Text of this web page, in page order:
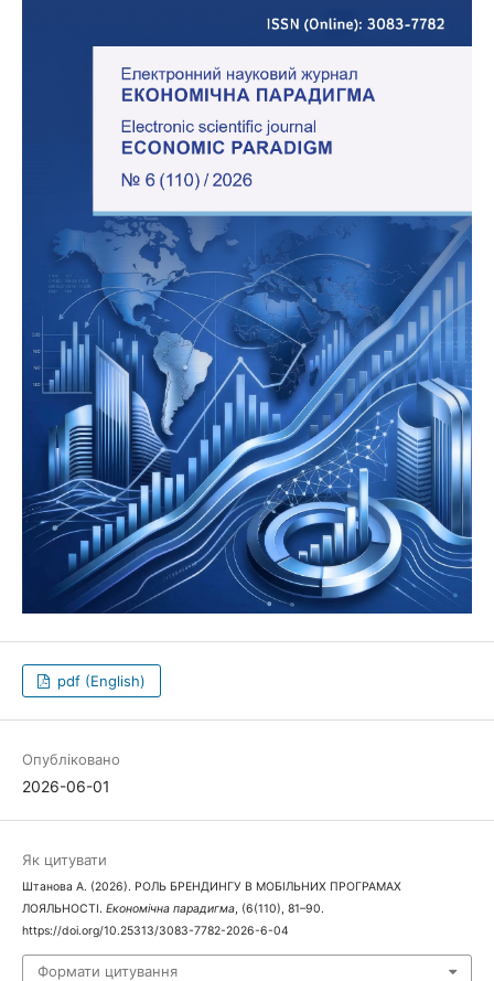
pdf (English)
Опубліковано
2026-06-01
Як цитувати
Штанова A. (2026). РОЛЬ БРЕНДИНГУ В МОБІЛЬНИХ ПРОГРАМАХ
ЛОЯЛЬНОСТІ. Економічна парадигма, (6(110), 81–90.
https://doi.org/10.25313/3083-7782-2026-6-04
Формати цитування